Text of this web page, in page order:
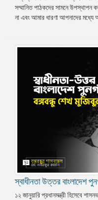
প্রেস
রিলিজ
সম্মানিত পাঠকদের সামনে উপস্থাপন
না এবং আমার ধারণা আপনাদের মধ্যে
স্বাধীনতা উত্তর বাংলাদেশ
১২ জানুয়ারি প্রধানমন্ত্রী হিসেবে